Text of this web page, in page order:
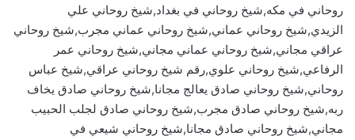
روحاني في مكه,شيخ روحاني في بغداد,شيخ روحاني علي
الزيدي,شيخ روحاني عماني,شيخ روحاني عماني مجرب,شيخ روحاني
عراقي مجاني,شيخ روحاني عماني مجاني,شيخ روحاني عمر
الرفاعي,شيخ روحاني علوي,رقم شيخ روحاني عراقي,شيخ عباس
روحاني,شيخ روحاني صادق يعالج مجانا,شيخ روحاني صادق يخاف
ربه,شيخ روحاني صادق مجرب,شيخ روحاني صادق لجلب الحبيب
مجاني,شيخ روحاني صادق مجانا,شيخ روحاني شيعي في